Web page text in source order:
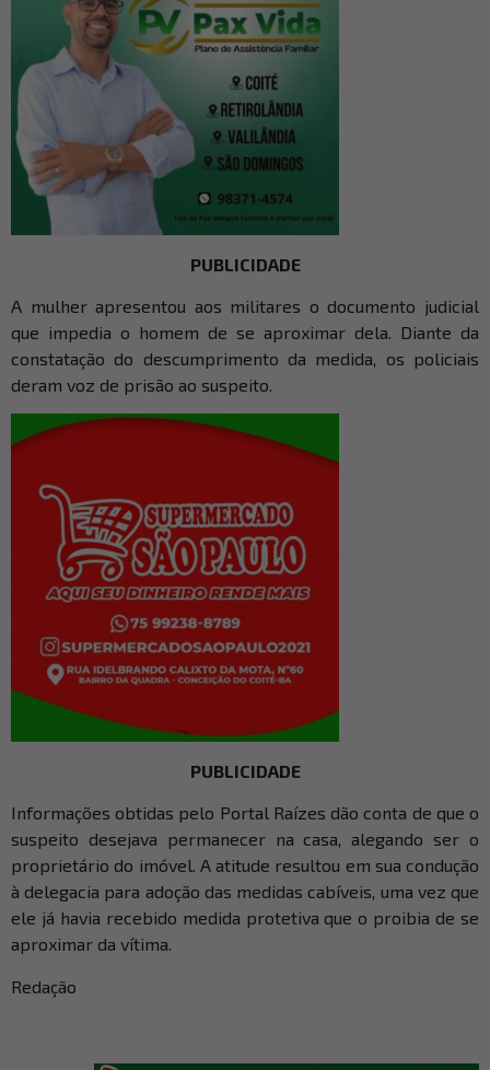
PUBLICIDADE
A mulher apresentou aos militares o documento judicial
que impedia o homem de se aproximar dela. Diante da
constatação do descumprimento da medida, os policiais
deram voz de prisão ao suspeito.
PUBLICIDADE
Informações obtidas pelo Portal Raízes dão conta de que o
suspeito desejava permanecer na casa, alegando ser o
proprietário do imóvel. A atitude resultou em sua condução
à delegacia para adoção das medidas cabíveis, uma vez que
ele já havia recebido medida protetiva que o proibia de se
aproximar da vítima.
Redação